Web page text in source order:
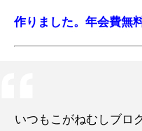
作りました。年会費無
いつもこがねむしブロ